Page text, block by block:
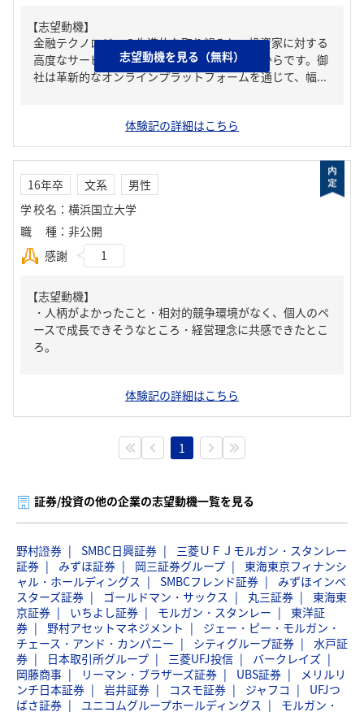
【志望動機】
金融テクノロジーの先進的な取り組みと、投資家に対する
高度なサービス提供に強く魅力を感じているからです。御
社は革新的なオンラインプラットフォームを通じて、幅...
体験記の詳細はこちら
志望動機を見る（無料）
16年卒 文系
男性
学校名 ： 横浜国立大学
職種 ： 非公開
感謝
1
【志望動機】
・人柄がよかったこと・相対的競争環境がなく、個人のペ
ースで成長できそうなところ・経営理念に共感できたとこ
ろ。
体験記の詳細はこちら
1
証券/投資の他の企業の志望動機一覧を見る
野村證券 SMBC日興証券
三菱ＵＦＪモルガン・スタンレー
証券
みずほ証券 岡三証券グループ
東海東京フィナンシ
ャル・ホールディングス
SMBCフレンド証券
みずほインベ
スターズ証券
ゴールドマン・サックス 丸三証券
東海東
京証券
いちよし証券 モルガン・スタンレー
東洋証
券
野村アセットマネジメント
ジェー・ピー・モルガン・
チェース・アンド・カンパニー
シティグループ証券
水戸証
券
日本取引所グループ 三菱UFJ投信
バークレイズ
岡藤商事
リーマン・ブラザーズ証券 UBS証券
メリルリ
ンチ日本証券
岩井証券 コスモ証券 ジャフコ
UFJつ
ばさ証券
ユニコムグループホールディングス モルガン・